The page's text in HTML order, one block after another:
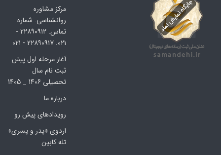
مرکز مشاوره
روانشناسی. شماره
تماس. ۲۲۸۹۰۹۱۲ -
۰۲۱. ۲۲۸۹۰۹۱۷ - ۰۲۱
آغاز مرحله اول پیش
ثبت نام سال
تحصیلی 1406 _ 1405
درباره ما
رویدادهای پیش رو
اردوی «پدر و پسری»
تله کابین